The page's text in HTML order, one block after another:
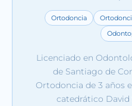
Ortodoncia
Licenciado en
de Santiago de
Ortodoncia de 3 años
catedrático David